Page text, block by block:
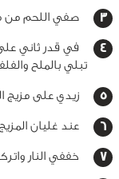
صفي اللحم من
في قدر ثاني
تبلي بالملح
زيدي على مزيج
عند غليان
خففي النار واتركي